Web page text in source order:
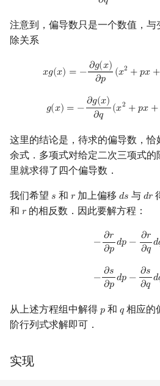
注意到，偏导数只是一个数值，与
除关系
𝑥𝑔(𝑥) = −𝜕𝑔(𝑥)
𝜕𝑝 (𝑥2 +𝑝𝑥 +
g ∂g(x)∂ p x
𝑔(𝑥) = −𝜕𝑔(𝑥)
𝜕𝑞 (𝑥2 +𝑝𝑥 +
g ∂g(x)∂ q x
这里的结论是，待求的偏导数，
余式．多项式对给定二次三项式
里就求得了四个偏导数．
我们希望 𝑠
s 和 𝑟
r加上偏移 𝑑𝑠
ds 与 𝑑𝑟
dr
和 𝑟
r 的相反数．因此要解方程：
− 𝜕𝑟
𝜕𝑝𝑑𝑝 − 𝜕𝑟
𝜕𝑞𝑑
∂r∂ d ∂r∂ d
−𝜕𝑠
𝜕𝑝𝑑𝑝 − 𝜕𝑠
𝜕𝑞𝑑
∂s∂ d ∂s∂ qd
从上述方程组中解得 𝑝
p 和𝑞
q相应的
阶行列式求解即可．
实现